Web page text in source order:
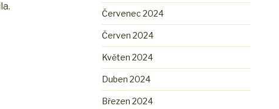
Červenec 2024
Červen 2024
Květen 2024
Duben 2024
Březen 2024